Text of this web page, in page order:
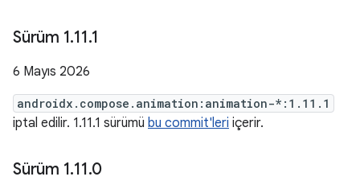
Sürüm 1.11.1
6 Mayıs 2026
androidx.compose.animation:animation-*:1.11.1
iptal edilir. 1.11.1 sürümü bu commit'leri içerir.
Sürüm 1.11.0